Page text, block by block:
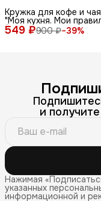
549 ₽900 ₽−39%
Кружка для кофе и чая
"Моя кухня. Мои
(100% керамическая,
мл) с красивым принтом
и
Нажимая
указанных
информационной и